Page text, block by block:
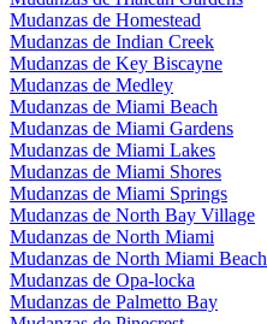
Mudanzas de Homestead
Mudanzas de Indian Creek
Mudanzas de Key Biscayne
Mudanzas de Medley
Mudanzas de Miami Beach
Mudanzas de Miami Gardens
Mudanzas de Miami Lakes
Mudanzas de Miami Shores
Mudanzas de Miami Springs
Mudanzas de North Bay Village
Mudanzas de North Miami
Mudanzas de North Miami Beach
Mudanzas de Opa-locka
Mudanzas de Palmetto Bay